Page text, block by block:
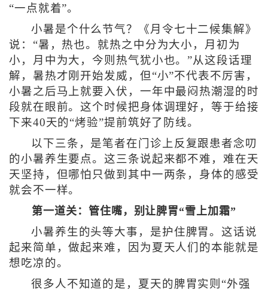
“一点就着”。
小暑是个什么节气？《月令七十二候集解》
说：“暑，热也。就热之中分为大小，月初为
小，月中为大，今则热气犹小也。”从这段话理
解，暑热才刚开始发威，但“小”不代表不厉害，
小暑之后马上就要入伏，一年中最闷热潮湿的时
段就在眼前。这个时候把身体调理好，等于给接
下来40天的“烤验”提前筑好了防线。
以下三条，是笔者在门诊上反复跟患者念叨
的小暑养生要点。这三条说起来都不难，难在天
天坚持，但哪怕只做到其中一两条，身体的感受
就会不一样。
第一道关：管住嘴，别让脾胃“雪上加霜”
小暑养生的头等大事，是护住脾胃。这话说
起来简单，做起来难，因为夏天人们的本能就是
想吃凉的。
很多人不知道的是，夏天的脾胃实则“外强